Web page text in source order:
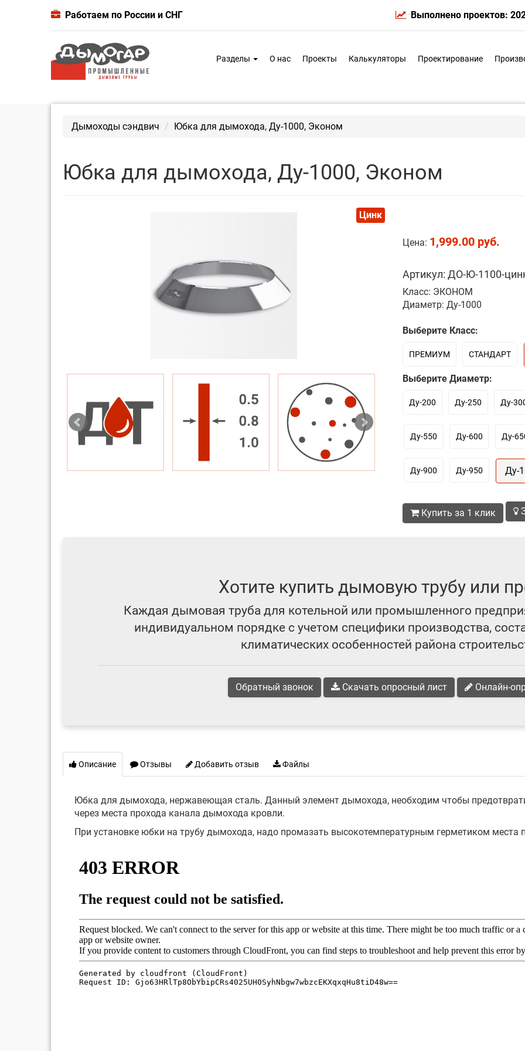
Работаем по России и СНГ Выполнено проектов:
Разделы О нас Проекты Калькуляторы Проектирование
Дымоходы сэндвич Юбка для дымохода, Ду-1000, Эконом
Юбка для дымохода, Ду-1000, Эконом
Цинк
Цена: 1,999.00 руб.
Артикул: ДО-Ю-1100-
Класс: ЭКОНОМ
Диаметр: Ду-1000
Выберите Класс:
ПРЕМИУМ СТАНДАРТ
Выберите Диаметр:
Ду-200 Ду-250 Ду-
Ду-550 Ду-600 Ду-
Ду-900 Ду-950 Ду-
Купить за 1 клик
Хотите купить дымовую трубу или
Каждая дымовая труба для котельной или промышленного
индивидуальном порядке с учетом специфики производства,
климатических особенностей района
Обратный звонок Скачать опросный лист Онлайн-
Описание Отзывы Добавить отзыв Файлы
Юбка для дымохода, нержавеющая сталь. Данный элемент дымохода, необходим чтобы
через места прохода канала дымохода кровли.
При установке юбки на трубу дымохода, надо промазать высокотемпературным герметиком места